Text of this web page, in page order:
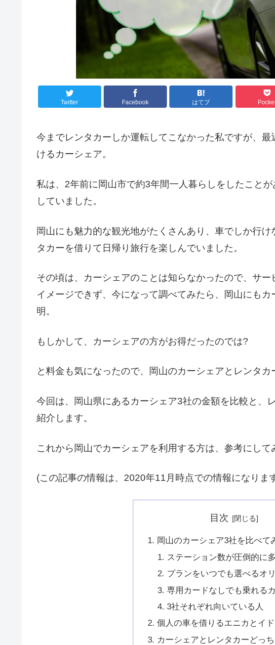
Twitter Facebook はてブ
今までレンタカーしか運転してこなかった私ですが、
けるカーシェア。
私は、2年前に岡山市で約3年間一人暮らしをしたこと
していました。
岡山にも魅力的な観光地がたくさんあり、車でしか行
タカーを借りて日帰り旅行を楽しんでいました。
その頃は、カーシェアのことは知らなかったので、サ
イメージできず、今になって調べてみたら、岡山にも
明。
もしかして、カーシェアの方がお得だったのでは?
と料金も気になったので、岡山のカーシェアとレンタカ
今回は、岡山県にあるカーシェア3社の金額を比較と、
紹介します。
これから岡山でカーシェアを利用する方は、参考にして
(この記事の情報は、2020年11月時点での情報になりま
目次
岡山のカーシェア3社を比べて
ステーション数が圧倒的に
プランをいつでも選べるオ
専用カードなしでも乗れる
3社それぞれ向いている人
個人の車を借りるエニカとイド
カーシェアとレンタカーどっ